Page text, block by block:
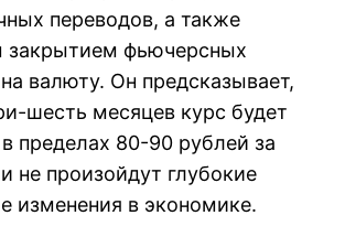
переводов, а также
фьючерсных
валюту. Он предсказывает,
шесть месяцев курс будет
пределах 80-90 рублей за
не произойдут глубокие
изменения в экономике.